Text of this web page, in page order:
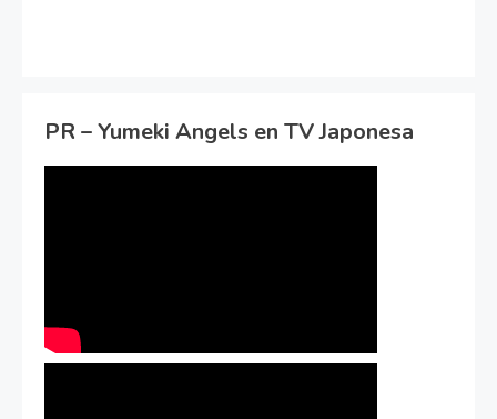
PR – Yumeki Angels en TV Japonesa